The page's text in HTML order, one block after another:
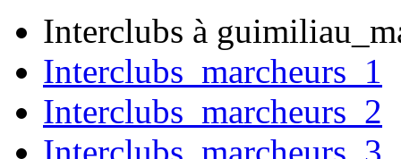
Interclubs à
Interclubs_marcheurs_1
Interclubs_marcheurs_2